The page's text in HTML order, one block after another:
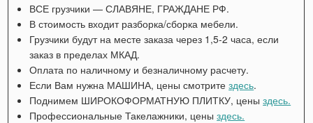
ВСЕ грузчики — СЛАВЯНЕ, ГРАЖДАНЕ РФ.
В стоимость входит разборка/сборка мебели.
Грузчики будут на месте заказа через 1,5-2 часа, если
заказ в пределах МКАД.
Оплата по наличному и безналичному расчету.
Если Вам нужна МАШИНА, цены смотритездесь.
Поднимем ШИРОКОФОРМАТНУЮ ПЛИТКУ, ценыздесь.
Профессиональные Такелажники, ценыздесь.